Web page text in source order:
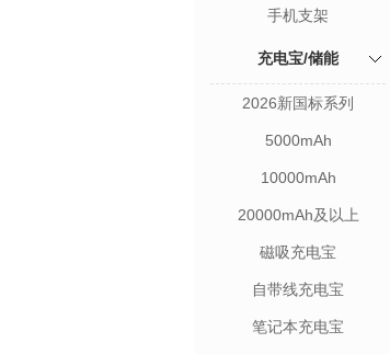
手机支架
充电宝/储能
2026新国标系列
5000mAh
10000mAh
20000mAh及以上
磁吸充电宝
自带线充电宝
笔记本充电宝